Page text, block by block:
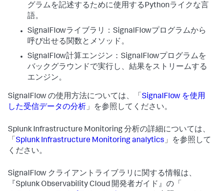
グラムを記述するために使用するPythonライクな言
語。
SignalFlowライブラリ：SignalFlowプログラムから
呼び出せる関数とメソッド。
SignalFlow計算エンジン：SignalFlowプログラムを
バックグラウンドで実行し、結果をストリームする
エンジン。
SignalFlow の使用方法については、「 SignalFlow を使用
した受信データの分析 」を参照してください。
Splunk Infrastructure Monitoring 分析の詳細については、
「 Splunk Infrastructure Monitoring analytics 」を参照して
ください。
SignalFlow クライアントライブラリに関する情報は、
『Splunk Observability Cloud 開発者ガイド』の「